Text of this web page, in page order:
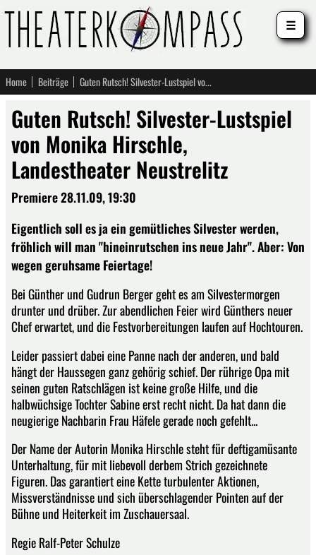
Home Beiträge Guten Rutsch! Silvester-Lustspiel von Monika Hirschle, Landestheater Neustrelitz
Guten Rutsch! Silvester-Lustspiel
von Monika Hirschle,
Landestheater Neustrelitz
Premiere 28.11.09, 19:30
Eigentlich soll es ja ein gemütliches Silvester werden,
fröhlich will man "hineinrutschen ins neue Jahr". Aber: Von
wegen geruhsame Feiertage!
Bei Günther und Gudrun Berger geht es am Silvestermorgen
drunter und drüber. Zur abendlichen Feier wird Günthers neuer
Chef erwartet, und die Festvorbereitungen laufen auf Hochtouren.
Leider passiert dabei eine Panne nach der anderen, und bald
hängt der Haussegen ganz gehörig schief. Der rührige Opa mit
seinen guten Ratschlägen ist keine große Hilfe, und die
halbwüchsige Tochter Sabine erst recht nicht. Da hat dann die
neugierige Nachbarin Frau Häfele gerade noch gefehlt...
Der Name der Autorin Monika Hirschle steht für deftigamüsante
Unterhaltung, für mit liebevoll derbem Strich gezeichnete
Figuren. Das garantiert eine Kette turbulenter Aktionen,
Missverständnisse und sich überschlagender Pointen auf der
Bühne und Heiterkeit im Zuschauersaal.
Regie Ralf-Peter Schulze
☰